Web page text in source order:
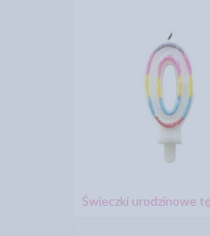
Świeczki urodzinowe